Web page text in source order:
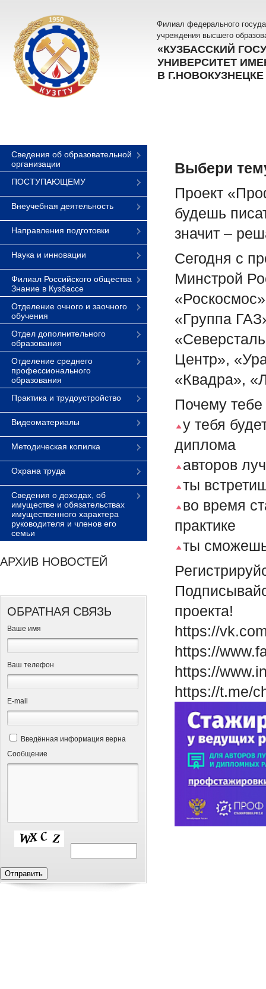
Филиал федерального
учреждения высшего
«КУЗБАССКИЙ
УНИВЕРСИТЕТ
В Г.НОВОКУЗНЕЦКЕ
Сведения об образовательной
организации
ПОСТУПАЮЩЕМУ
Внеучебная деятельность
Направления подготовки
Наука и инновации
Филиал Российского общества
Знание в Кузбассе
Отделение очного и заочного
обучения
Отдел дополнительного
образования
Отделение среднего
профессионального
образования
Практика и трудоустройство
Видеоматериалы
Методическая копилка
Охрана труда
Сведения о доходах, об
имуществе и обязательствах
имущественного характера
руководителя и членов его
семьи
АРХИВ НОВОСТЕЙ
ОБРАТНАЯ СВЯЗЬ
Ваше имя
Ваш телефон
Е-mail
Введённая информация верна
Сообщение
Выбери
Проект
будешь
значит –
Сегодня с
Минстрой
«Группа
Центр»,
«Квадра»,
Почему тебе
у тебя
диплома
авторов
ты
во время
практике
ты
проекта!
https://
https://
https://
https://t.me/